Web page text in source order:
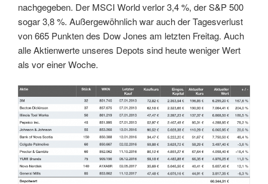
nachgegeben. Der MSCI World verlor 3,4 %, der S&P 500
sogar 3,8 %. Außergewöhnlich war auch der Tagesverlust
von 665 Punkten des Dow Jones am letzten Freitag. Auch
alle Aktienwerte unseres Depots sind heute weniger Wert
als vor einer Woche.